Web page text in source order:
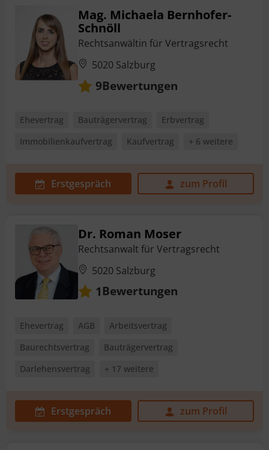
Mag. Michaela Bernhofer-
Schnöll
Rechtsanwältin für Vertragsrecht
5020 Salzburg
9Bewertungen
Ehevertrag Bauträgervertrag
Erbvertrag
Immobilienkaufvertrag
Kaufvertrag + 6 weitere
Erstgespräch zum Profil
Dr. Roman Moser
Rechtsanwalt für Vertragsrecht
5020 Salzburg
1Bewertungen
Ehevertrag AGB
Arbeitsvertrag
Baurechtsvertrag
Bauträgervertrag
Darlehensvertrag
+ 17 weitere
Erstgespräch zum Profil